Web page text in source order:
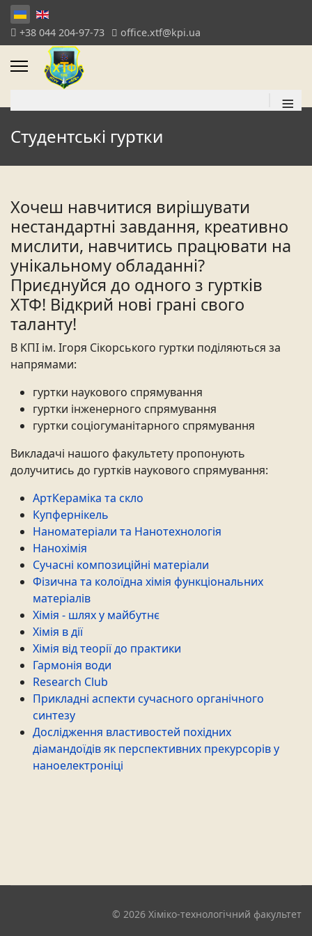
+38 044 204-97-73 office.xtf@kpi.ua
≡
Студентські гуртки
Хочеш навчитися вирішувати
нестандартні завдання, креативно
мислити, навчитись працювати на
унікальному обладанні?
Приєднуйся до одного з гуртків
ХТФ! Відкрий нові грані свого
таланту!
В КПІ ім. Ігоря Сікорського гуртки поділяються за
напрямами:
гуртки наукового спрямування
гуртки інженерного спрямування
гуртки соціогуманітарного спрямування
Викладачі нашого факультету пропонують
долучитись до гуртків наукового спрямування:
АртКераміка та скло
Купфернікель
Наноматеріали та Нанотехнологія
Нанохімія
Сучасні композиційні матеріали
Фізична та колоїдна хімія функціональних
матеріалів
Хімія - шлях у майбутнє
Хімія в дії
Хімія від теорії до практики
Гармонія води
Research Club
Прикладні аспекти сучасного органічного
синтезу
Дослідження властивостей похідних
діамандоїдів як перспективних прекурсорів у
наноелектроніці
© 2026 Хіміко-технологічний факультет